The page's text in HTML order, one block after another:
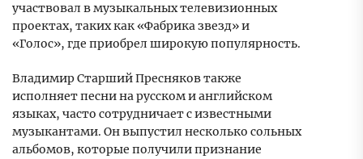
участвовал в музыкальных телевизионных
проектах, таких как «Фабрика звезд» и
«Голос», где приобрел широкую популярность.
Владимир Старший Пресняков также
исполняет песни на русском и английском
языках, часто сотрудничает с известными
музыкантами. Он выпустил несколько сольных
альбомов, которые получили признание